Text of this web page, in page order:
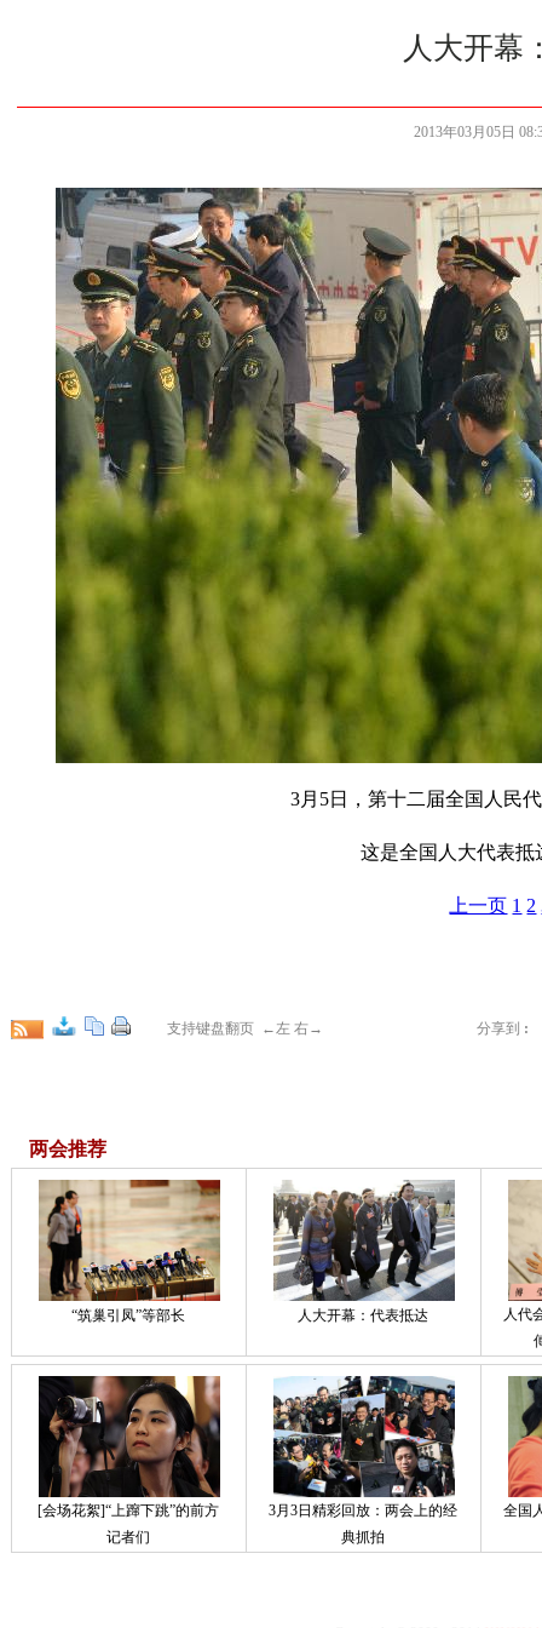
人大开幕
2013年03月05日
3月5日，第十二届全国人民
这是全国人大代表抵
上一页 1 2
支持键盘翻页 ←左 右→ 分享到 :
两会推荐
“筑巢引凤”等部长 人大开幕：代表抵达
人代
[会场花絮]“上蹿下跳”的前方
记者们
3月3日精彩回放：两会上的经
典抓拍
全国